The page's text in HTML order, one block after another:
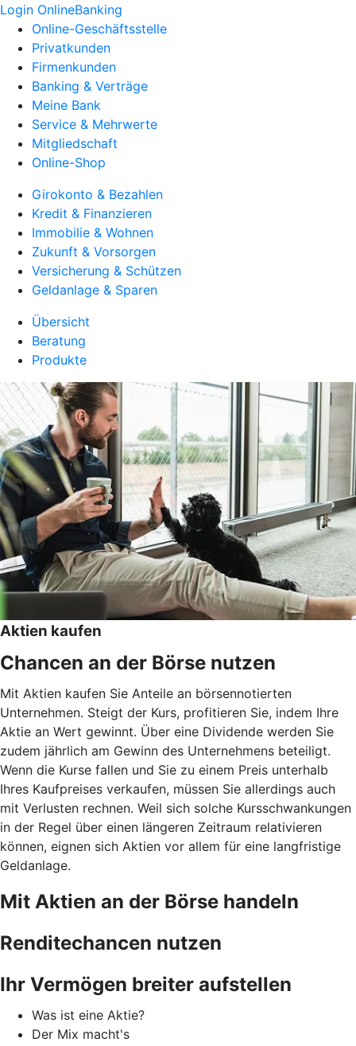
Login OnlineBanking
Online-Geschäftsstelle
Privatkunden
Firmenkunden
Banking & Verträge
Meine Bank
Service & Mehrwerte
Mitgliedschaft
Online-Shop
Girokonto & Bezahlen
Kredit & Finanzieren
Immobilie & Wohnen
Zukunft & Vorsorgen
Versicherung & Schützen
Geldanlage & Sparen
Übersicht
Beratung
Produkte
Aktien kaufen
Chancen an der Börse nutzen
Mit Aktien kaufen Sie Anteile an börsennotierten
Unternehmen. Steigt der Kurs, profitieren Sie, indem Ihre
Aktie an Wert gewinnt. Über eine Dividende werden Sie
zudem jährlich am Gewinn des Unternehmens beteiligt.
Wenn die Kurse fallen und Sie zu einem Preis unterhalb
Ihres Kaufpreises verkaufen, müssen Sie allerdings auch
mit Verlusten rechnen. Weil sich solche Kursschwankungen
in der Regel über einen längeren Zeitraum relativieren
können, eignen sich Aktien vor allem für eine langfristige
Geldanlage.
Mit Aktien an der Börse handeln
Renditechancen nutzen
Ihr Vermögen breiter aufstellen
Was ist eine Aktie?
Der Mix macht's